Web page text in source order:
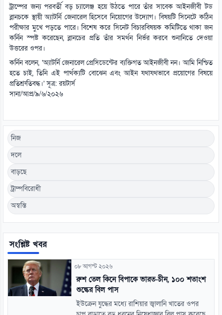
ট্রাম্পের জন্য পরবর্তী বড় চ্যালেঞ্জ হয়ে উঠতে পারে তাঁর সাবেক আইনজীবী টড
ব্লানচকে স্থায়ী অ্যাটর্নি জেনারেল হিসেবে নিয়োগের উদ্যোগ। বিষয়টি সিনেটে কঠিন
পরীক্ষার মুখে পড়তে পারে। বিশেষ করে সিনেট বিচারবিষয়ক কমিটিতে থাকা জন
কর্নিন স্পষ্ট করেছেন, ব্লানচের প্রতি তাঁর সমর্থন নির্ভর করবে শুনানিতে দেওয়া
উত্তরের ওপর।
কর্নিন বলেন, ‘অ্যাটর্নি জেনারেল প্রেসিডেন্টের ব্যক্তিগত আইনজীবী নন। আমি নিশ্চিত
হতে চাই, তিনি এই পার্থক্যটি বোঝেন এবং আইন যথাযথভাবে প্রয়োগের বিষয়ে
প্রতিশ্রুতিবদ্ধ।’ সূত্র: রয়টার্স
সানা/আপ্র/৯/৬/২০২৬
নিজ
দলে
বাড়ছে
ট্রাম্পবিরোধী
অস্বস্তি
সংশ্লিষ্ট খবর
০৮ আগস্ট ২০২৬
রুশ তেল কিনে বিপাকে ভারত-চীন, ১০০ শতাংশ
শুল্কের বিল পাস
ইউক্রেন যুদ্ধের মধ্যে রাশিয়ার জ্বালানি খাতের ওপর